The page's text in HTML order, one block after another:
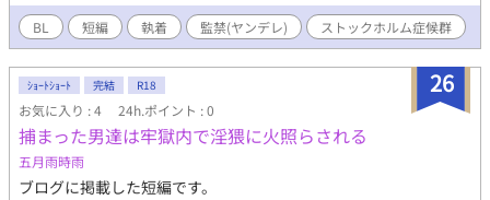
BL 短編 執着 監禁(ヤンデレ) ストックホルム症候群
26
ｼｮｰﾄｼｮｰﾄ 完結 R18
お気に入り : 4 24h.ポイント : 0
捕まった男達は牢獄内で淫猥に火照らされる
五月雨時雨
ブログに掲載した短編です。